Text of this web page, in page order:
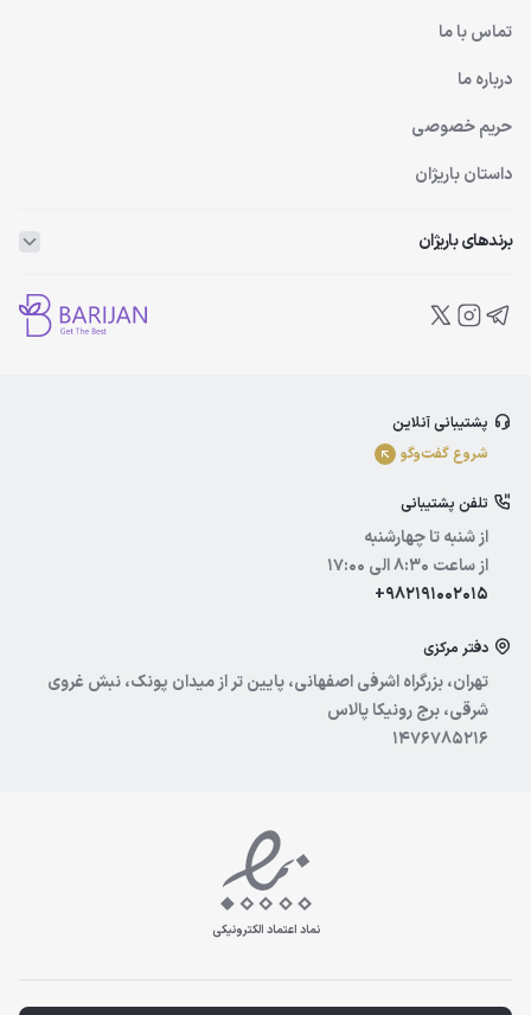
تماس با ما
درباره ما
حریم خصوصی
داستان باریژان
برندهای باریژان
ویتالیر
الوینا
آیسول
پشتیبانی آنلاین
شروع گفت‌و‌گو
تلفن پشتیبانی
از شنبه تا چهارشنبه
از ساعت 8:30 الی 17:00
+982191002015
دفتر مرکزی
تهران، بزرگراه اشرفی اصفهانی، پایین تر از میدان پونک، نبش غروی
شرقی، برج رونیکا پالاس
1476785216
نماد اعتماد الکترونیکی